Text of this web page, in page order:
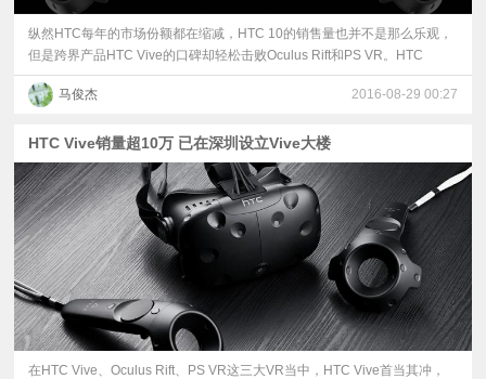
纵然HTC每年的市场份额都在缩减，HTC 10的销售量也并不是那么乐观，
但是跨界产品HTC Vive的口碑却轻松击败Oculus Rift和PS VR。HTC
马俊杰 2016-08-29 00:27
HTC Vive销量超10万 已在深圳设立Vive大楼
在HTC Vive、Oculus Rift、PS VR这三大VR当中，HTC Vive首当其冲，